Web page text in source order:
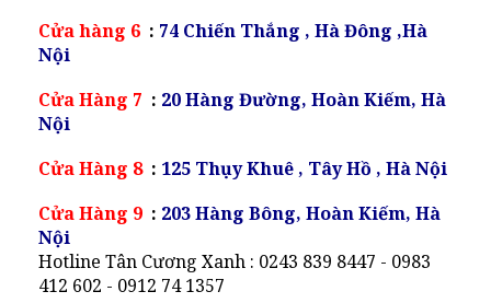
Cửa hàng 6 : 74 Chiến Thắng , Hà Đông ,Hà
Nội
Cửa Hàng 7 : 20 Hàng Đường, Hoàn Kiếm, Hà
Nội
Cửa Hàng 8 : 125 Thụy Khuê , Tây Hồ , Hà Nội
Cửa Hàng 9 : 203 Hàng Bông, Hoàn Kiếm, Hà
Nội
Hotline Tân Cương Xanh : 0243 839 8447 - 0983
412 602 - 0912 74 1357